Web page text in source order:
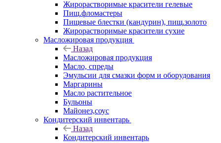
Жирорастворимые красители гелевые
Пищ.фломастеры
Пищевые блестки (кандурин), пищ.золото
Жирорастворимые красители сухие
Масложировая продукция
Назад
Масложировая продукция
Масло, спреды
Эмульсии для смазки форм и оборудования
Маргарины
Масло растительное
Бульоны
Майонез,соус
Кондитерский инвентарь
Назад
Кондитерский инвентарь